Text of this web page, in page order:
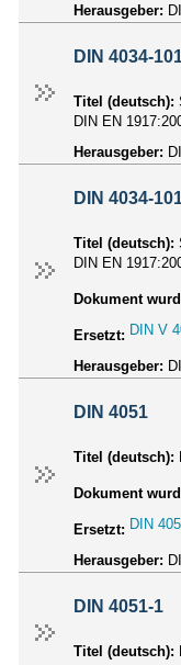
Herausgeber:
DIN 4034-
Titel (deutsch):
DIN EN
Herausgeber:
DIN 4034-
Titel (deutsch):
DIN EN
Dokument
Ersetzt: DIN V
Herausgeber:
DIN 4051
Titel (deutsch):
Dokument
Ersetzt: DIN
Herausgeber:
DIN 4051-1
Titel (deutsch):